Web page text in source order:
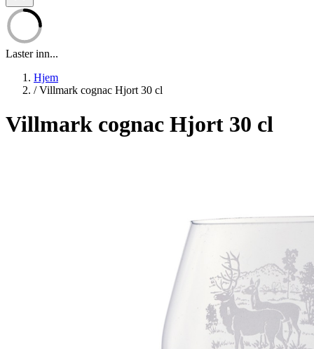
Laster inn...
Hjem
/ Villmark cognac Hjort 30 cl
Villmark cognac Hjort 30 cl